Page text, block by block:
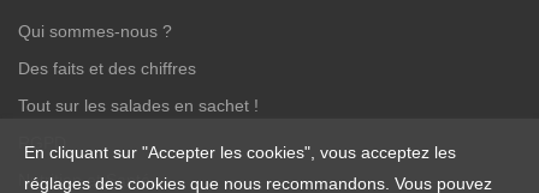
Qui sommes-nous ?
Des faits et des chiffres
Tout sur les salades en sachet !
RGPD
Nutrition et Santé
En cliquant sur "Accepter les cookies", vous acceptez les
réglages des cookies que nous recommandons. Vous pouvez